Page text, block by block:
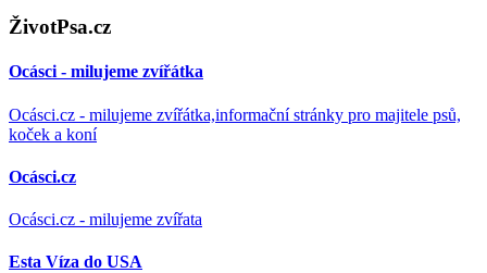
ŽivotPsa.cz
Ocásci - milujeme zvířátka
Ocásci.cz - milujeme zvířátka,informační stránky pro majitele psů,
koček a koní
Ocásci.cz
Ocásci.cz - milujeme zvířata
Esta Víza do USA